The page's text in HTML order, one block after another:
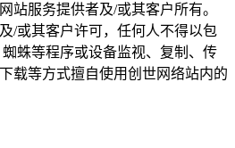
站服务提供者及/或其客户所有。
/或其客户许可，任何人不得以包
蛛等程序或设备监视、复制、传
载等方式擅自使用创世网络站内的